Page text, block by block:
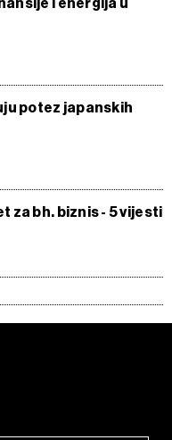
potez japanskih
za bh. biznis - 5 vijesti